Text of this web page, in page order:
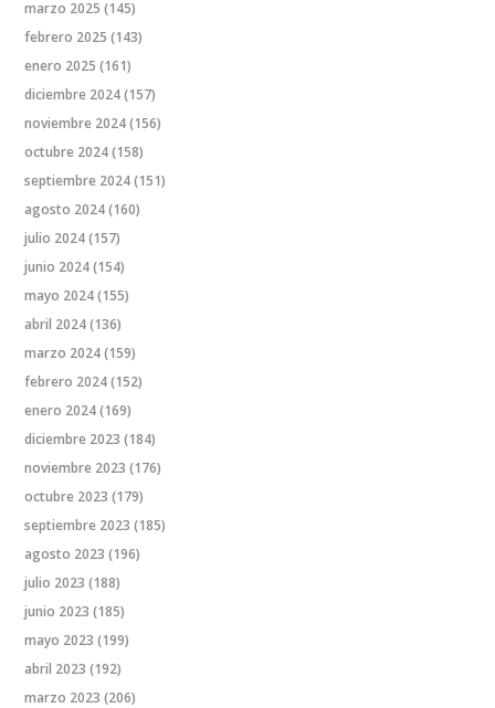
marzo 2025 (145)
febrero 2025 (143)
enero 2025 (161)
diciembre 2024(157)
noviembre 2024(156)
octubre 2024(158)
septiembre 2024(151)
agosto 2024(160)
julio 2024(157)
junio 2024(154)
mayo 2024(155)
abril 2024(136)
marzo 2024(159)
febrero 2024(152)
enero 2024(169)
diciembre 2023 (184)
noviembre 2023 (176)
octubre 2023 (179)
septiembre 2023 (185)
agosto 2023 (196)
julio 2023 (188)
junio 2023 (185)
mayo 2023 (199)
abril 2023 (192)
marzo 2023 (206)